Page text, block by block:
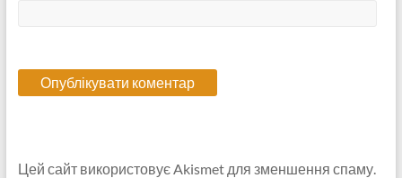
Цей сайт використовує Akismet для зменшення спаму.